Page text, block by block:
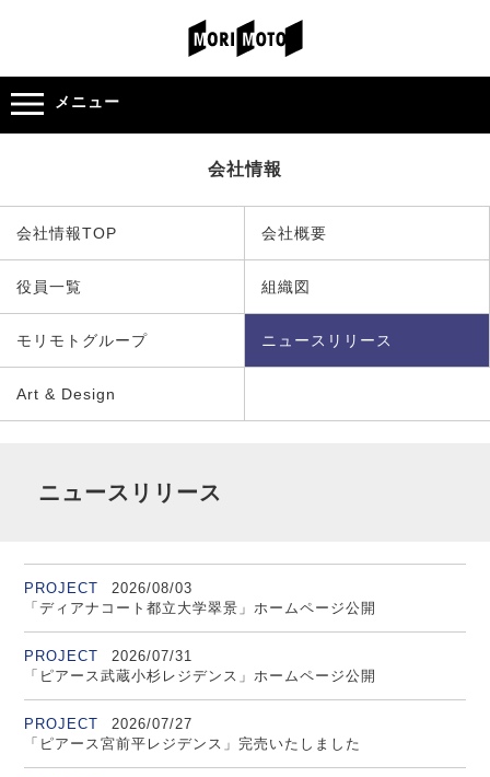
メニュー
会社情報
会社情報TOP 会社概要
役員一覧 組織図
モリモトグループ ニュースリリース
Art & Design
ニュースリリース
PROJECT
2026/08/03
「ディアナコート都立大学翠景」ホームページ公開
PROJECT
2026/07/31
「ピアース武蔵小杉レジデンス」ホームページ公開
PROJECT
2026/07/27
「ピアース宮前平レジデンス」完売いたしました